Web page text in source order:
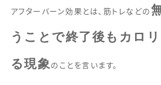
アフターバーン効果とは、筋トレなどの
うことで終了後もカロ
る現象のことを言います。